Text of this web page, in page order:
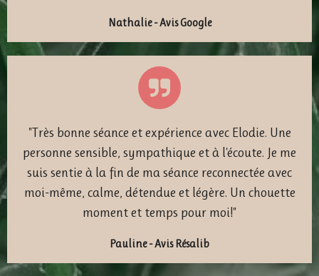
Nathalie - Avis Google
"Très bonne séance et expérience avec Elodie. Une
personne sensible, sympathique et à l'écoute. Je me
suis sentie à la fin de ma séance reconnectée avec
moi-même, calme, détendue et légère. Un chouette
moment et temps pour moi!"
Pauline - Avis Résalib